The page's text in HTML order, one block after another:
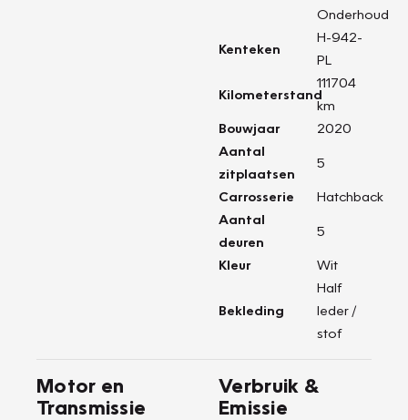
Onderhoud
Kenteken
H-942-
PL
Kilometerstand
111704
km
Bouwjaar
2020
Aantal
zitplaatsen
5
Carrosserie
Hatchback
Aantal
deuren
5
Kleur Wit
Bekleding
Half
leder /
stof
Motor en
Transmissie
Verbruik &
Emissie